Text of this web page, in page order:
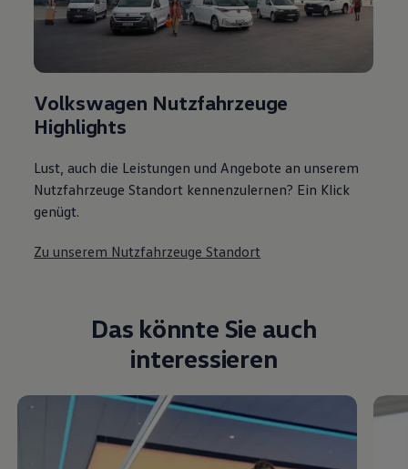
Volkswagen Nutzfahrzeuge
Highlights
Lust, auch die Leistungen und Angebote an unserem
Nutzfahrzeuge Standort kennenzulernen? Ein Klick
genügt.
Zu unserem Nutzfahrzeuge Standort
Das könnte Sie auch
interessieren